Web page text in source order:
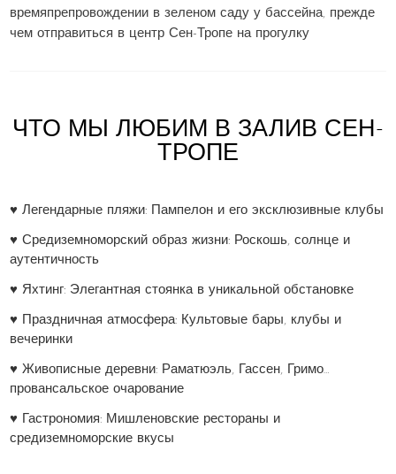
времяпрепровождении в зеленом саду у бассейна, прежде
чем отправиться в центр Сен-Тропе на прогулку
ЧТО МЫ ЛЮБИМ В ЗАЛИВ СЕН-
ТРОПЕ
♥ Легендарные пляжи: Пампелон и его эксклюзивные клубы
♥ Средиземноморский образ жизни: Роскошь, солнце и
аутентичность
♥ Яхтинг: Элегантная стоянка в уникальной обстановке
♥ Праздничная атмосфера: Культовые бары, клубы и
вечеринки
♥ Живописные деревни: Раматюэль, Гассен, Гримо…
провансальское очарование
♥ Гастрономия: Мишленовские рестораны и
средиземноморские вкусы